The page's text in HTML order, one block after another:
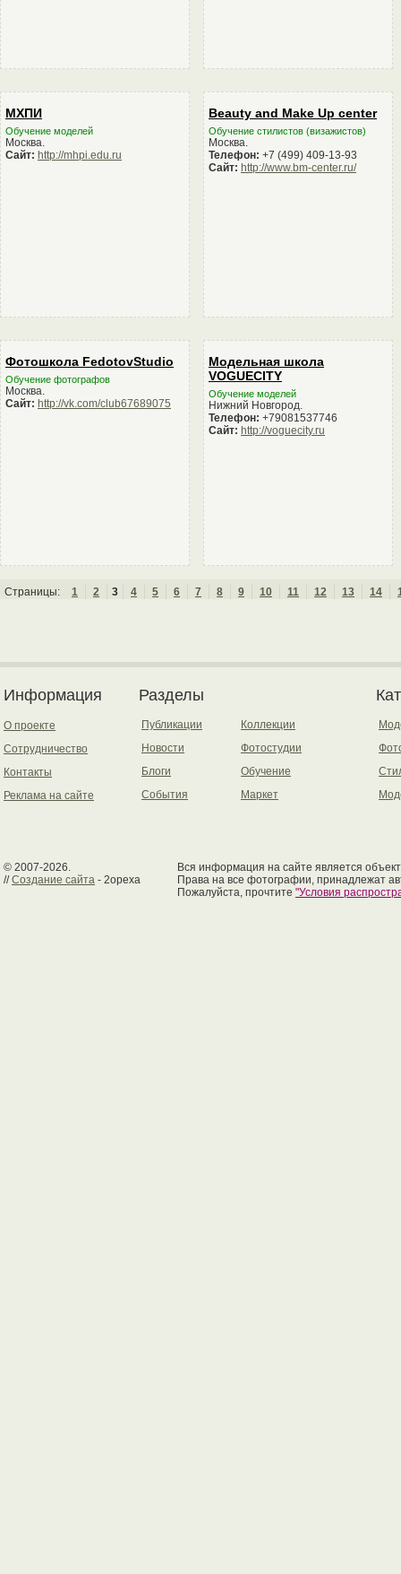
МХПИ
Обучение моделей
Москва.
Сайт: http://mhpi.edu.ru
Beauty and Make Up center
Обучение стилистов (визажистов)
Москва.
Телефон: +7 (499) 409-13-93
Сайт: http://www.bm-center.ru/
Фотошкола FedotovStudio
Обучение фотографов
Москва.
Сайт: http://vk.com/club67689075
Модельная школа
VOGUECITY
Обучение моделей
Нижний Новгород.
Телефон: +79081537746
Сайт: http://voguecity.ru
Страницы: 1 2 3 4 5 6 7 8 9 10 11 12 13 14
Информация
О проекте
Сотрудничество
Контакты
Реклама на сайте
Разделы
Публикации
Новости
Блоги
События
Коллекции
Фотостудии
Обучение
Маркет
© 2007-2026.
//Создание сайта - 2opexa
Вся информация на сайте является
Права на все фотографии, принадлежат
Пожалуйста, прочтите "Условия